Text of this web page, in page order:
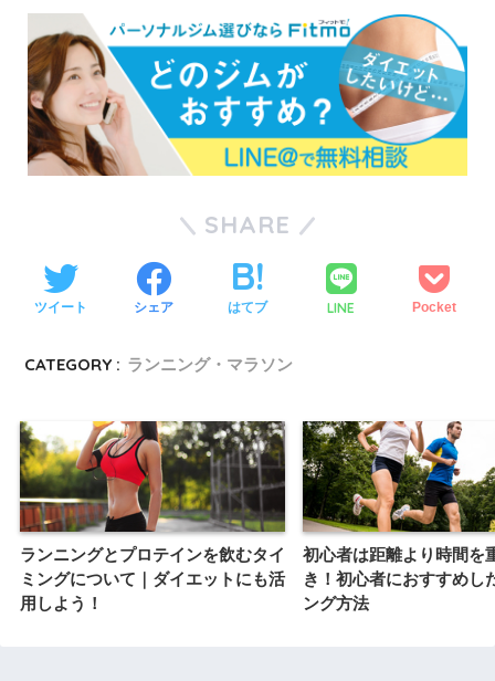
SHARE
ツイート シェア はてブ LINE Pocket
CATEGORY : ランニング・マラソン
ランニングとプロテインを飲むタイ
ミングについて｜ダイエットにも活
用しよう！
初心者は距離より時間を
き！初心者におすすめし
ング方法